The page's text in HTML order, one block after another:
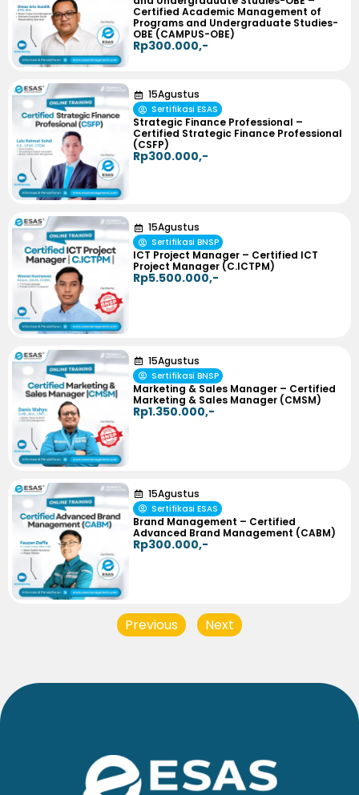
Certified Academic Management of
Programs and Undergraduate Studies-
OBE (CAMPUS-OBE)
Rp300.000,-
15Agustus
Sertifikasi ESAS
Strategic Finance Professional –
Certified Strategic Finance Professional
(CSFP)
Rp300.000,-
15Agustus
Sertifikasi BNSP
ICT Project Manager – Certified ICT
Project Manager (C.ICTPM)
Rp5.500.000,-
15Agustus
Sertifikasi BNSP
Marketing & Sales Manager – Certified
Marketing & Sales Manager (CMSM)
Rp1.350.000,-
15Agustus
Sertifikasi ESAS
Brand Management – Certified
Advanced Brand Management (CABM)
Rp300.000,-
Previous Next